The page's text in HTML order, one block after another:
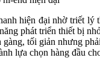
hiện đại nhờ triết
phát triển thiết bị
tối giản nhưng
lựa chọn hàng đầu